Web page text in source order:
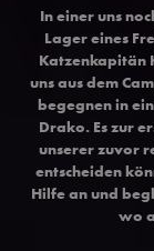
In einer uns
Lager eines
Katzenkapitän
uns aus dem
begegnen in
Drako. Es zur
unserer zuvor
entscheiden
Hilfe an und
wo